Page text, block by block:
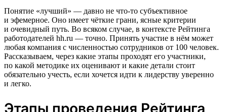
Понятие «лучший» — давно не что-то субъективное
и эфемерное. Оно имеет чёткие грани, ясные критерии
и очевидный путь. Во всяком случае, в контексте Рейтинга
работодателей hh.ru — точно. Принять участие в нём может
любая компания с численностью сотрудников от 100 человек.
Рассказываем, через какие этапы проходят его участники,
по какой методике их оценивают и какие детали стоит
обязательно учесть, если хочется идти к лидерству уверенно
и легко.
Этапы проведения Рейтинга